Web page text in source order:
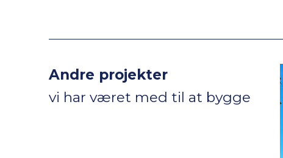
Andre projekter
vi har været med til at bygge